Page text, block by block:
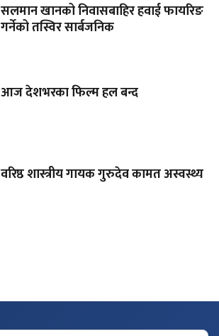
सलमान खानको निवासबाहिर हवाई फायरिङ
गर्नेको तस्विर सार्बजनिक
आज देशभरका फिल्म हल बन्द
वरिष्ठ शास्त्रीय गायक गुरुदेव कामत अस्वस्थ्य